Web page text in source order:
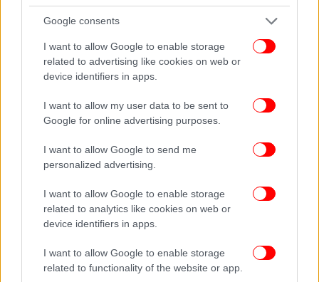
Google consents
I want to allow Google to enable storage
related to advertising like cookies on web or
device identifiers in apps.
I want to allow my user data to be sent to
Google for online advertising purposes.
I want to allow Google to send me
personalized advertising.
I want to allow Google to enable storage
related to analytics like cookies on web or
device identifiers in apps.
I want to allow Google to enable storage
related to functionality of the website or app.
Ένα άλλο κομμάτι στηρίζει την υποψηφιότητα της
Ρένας Δούρου, η οποία θέλει να κάνει come back
και να αξιοποιήσει την δεύτερη θέση που κατέκτησε
στην Κεντρική Επιτροπή, πίσω από την Έφη
Αχτσιόγλου.
Τέλος, ορισμένοι αρχίζουν να «καλοβλέπουν» μια
υποψηφιότητα της
παρότι «προεδρική», διατηρεί διατασική
διεισδυτικότητα.
Σήμερα στις 17:00 θα συνεδριάσει διαδικτυακά η
Ομπρέλα » με στόχο να καταλήξει σε αποφάσεις
φάση διαμηνύουν ότι δεν προτίθενται να δεχθούν
μη κοινοβουλευτικό υποψήφιο.